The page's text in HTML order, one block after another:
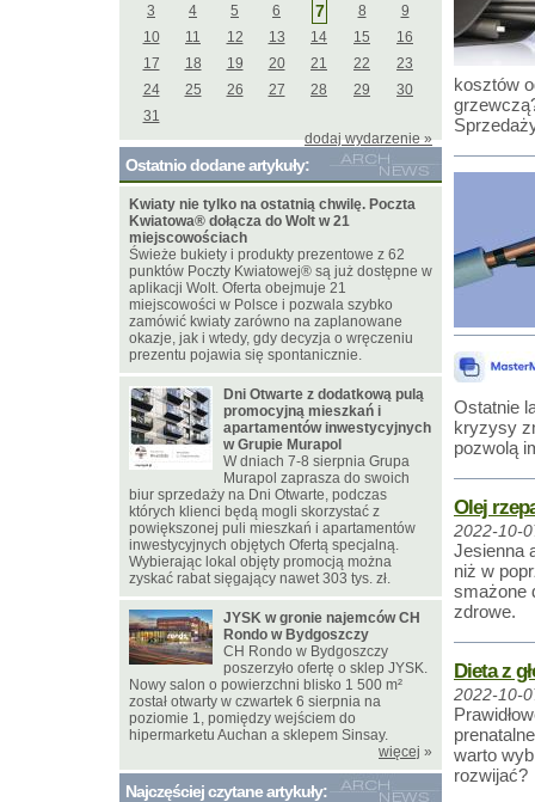
kosztów
Ostatnie
kryzysy
pozwolą
Olej
2022-10-
Jesienna
niż w
smażone
zdrowe.
Dieta z
2022-10-
warto
rozwijać?
3
4 5 6 7 8
9
10
11 12 13 14 15
16
17
18 19 20 21 22
23
24
25 26 27 28 29
30
31
dodaj wydarzenie »
Ostatnio dodane artykuły:
Kwiaty nie tylko na ostatnią chwilę. Poczta
Kwiatowa® dołącza do Wolt w 21
miejscowościach
Świeże bukiety i produkty prezentowe z 62
punktów Poczty Kwiatowej® są już dostępne w
aplikacji Wolt. Oferta obejmuje 21
miejscowości w Polsce i pozwala szybko
zamówić kwiaty zarówno na zaplanowane
okazje, jak i wtedy, gdy decyzja o wręczeniu
prezentu pojawia się spontanicznie.
Dni Otwarte z dodatkową pulą
promocyjną mieszkań i
apartamentów inwestycyjnych
w Grupie Murapol
W dniach 7-8 sierpnia Grupa
Murapol zaprasza do swoich
biur sprzedaży na Dni Otwarte, podczas
których klienci będą mogli skorzystać z
powiększonej puli mieszkań i apartamentów
inwestycyjnych objętych Ofertą specjalną.
Wybierając lokal objęty promocją można
zyskać rabat sięgający nawet 303 tys. zł.
JYSK w gronie najemców CH
Rondo w Bydgoszczy
CH Rondo w Bydgoszczy
poszerzyło ofertę o sklep JYSK.
Nowy salon o powierzchni blisko 1 500 m²
został otwarty w czwartek 6 sierpnia na
poziomie 1, pomiędzy wejściem do
hipermarketu Auchan a sklepem Sinsay.
więcej »
Najczęściej czytane artykuły: